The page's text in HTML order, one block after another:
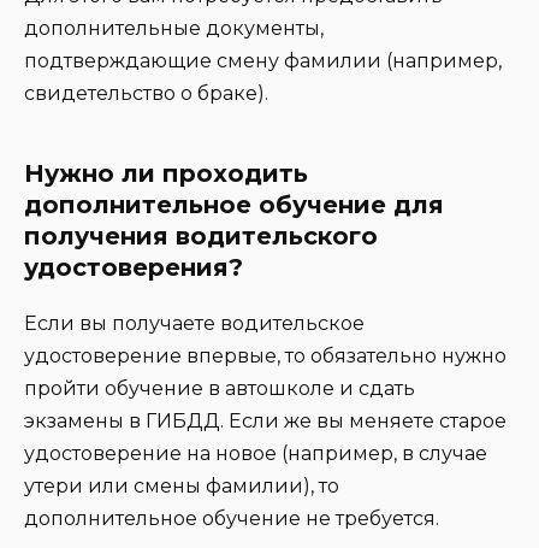
дополнительные документы,
подтверждающие смену фамилии (например,
свидетельство о браке).
Нужно ли проходить
дополнительное обучение для
получения водительского
удостоверения?
Если вы получаете водительское
удостоверение впервые, то обязательно нужно
пройти обучение в автошколе и сдать
экзамены в ГИБДД. Если же вы меняете старое
удостоверение на новое (например, в случае
утери или смены фамилии), то
дополнительное обучение не требуется.